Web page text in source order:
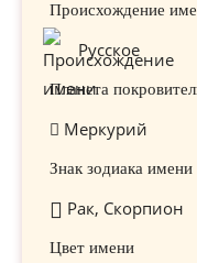
Происхождение
Русское
Планета
Меркурий
Знак зодиака имени
Рак, Скорпион
Цвет имени